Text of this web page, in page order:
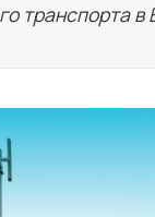
транспорта в